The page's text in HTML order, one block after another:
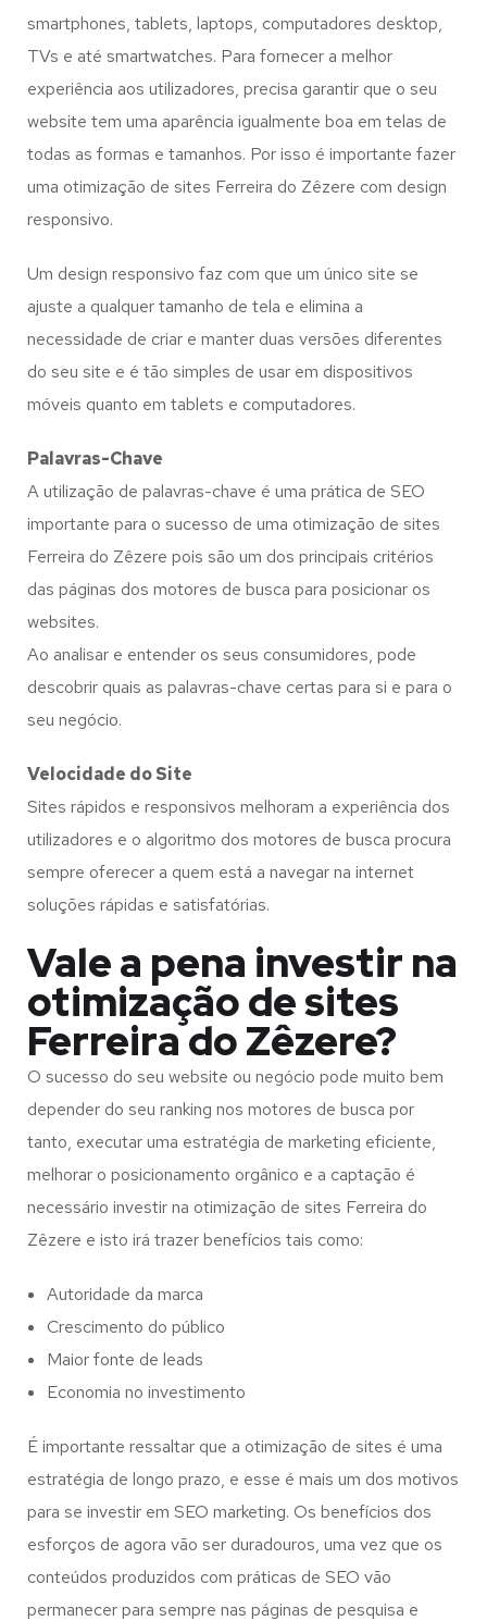
smartphones, tablets, laptops, computadores desktop,
TVs e até smartwatches. Para fornecer a melhor
experiência aos utilizadores, precisa garantir que o seu
website tem uma aparência igualmente boa em telas de
todas as formas e tamanhos. Por isso é importante fazer
uma otimização de sites Ferreira do Zêzere com design
responsivo.
Um design responsivo faz com que um único site se
ajuste a qualquer tamanho de tela e elimina a
necessidade de criar e manter duas versões diferentes
do seu site e é tão simples de usar em dispositivos
móveis quanto em tablets e computadores.
Palavras-Chave
A utilização de palavras-chave é uma prática de SEO
importante para o sucesso de uma otimização de sites
Ferreira do Zêzere pois são um dos principais critérios
das páginas dos motores de busca para posicionar os
websites.
Ao analisar e entender os seus consumidores, pode
descobrir quais as palavras-chave certas para si e para o
seu negócio.
Velocidade do Site
Sites rápidos e responsivos melhoram a experiência dos
utilizadores e o algoritmo dos motores de busca procura
sempre oferecer a quem está a navegar na internet
soluções rápidas e satisfatórias.
Vale a pena investir na
otimização de sites
Ferreira do Zêzere?
O sucesso do seu website ou negócio pode muito bem
depender do seu ranking nos motores de busca por
tanto, executar uma estratégia de marketing eficiente,
melhorar o posicionamento orgânico e a captação é
necessário investir na otimização de sites Ferreira do
Zêzere e isto irá trazer benefícios tais como:
Autoridade da marca
Crescimento do público
Maior fonte de leads
Economia no investimento
É importante ressaltar que a otimização de sites é uma
estratégia de longo prazo, e esse é mais um dos motivos
para se investir em SEO marketing. Os benefícios dos
esforços de agora vão ser duradouros, uma vez que os
conteúdos produzidos com práticas de SEO vão
permanecer para sempre nas páginas de pesquisa e